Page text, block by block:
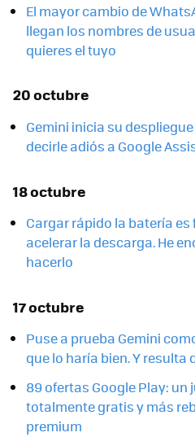
El mayor cambio de
llegan los nombres de
quieres el tuyo
20 octubre
Gemini inicia su
decirle adiós a Google
18 octubre
Cargar rápido la batería es
acelerar la descarga. He
hacerlo
17 octubre
Puse a prueba Gemini
que lo haría bien. Y resulta
89 ofertas Google Play: un
totalmente gratis y más
premium